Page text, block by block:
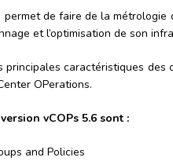
de faire de la métrologie
et l’optimisation de son
caractéristiques des
OPerations.
vCOPs 5.6 sont :
and Policies